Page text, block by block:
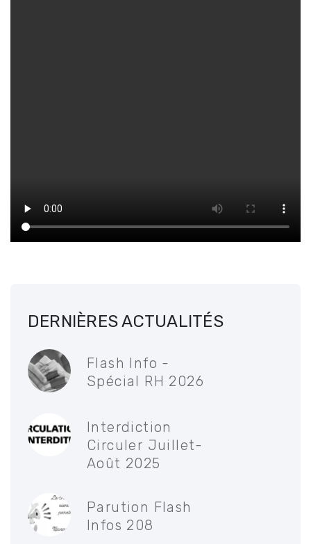
DERNIÈRES ACTUALITÉS
Flash Info -
Spécial RH 2026
Interdiction
Circuler Juillet-
Août 2025
Parution Flash
Infos 208